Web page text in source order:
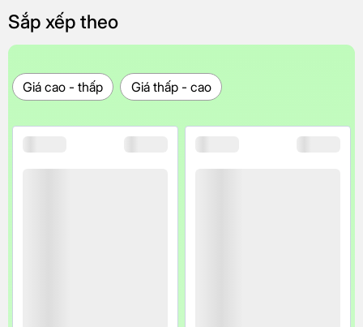
Sắp xếp theo
Giá cao - thấp Giá thấp - cao